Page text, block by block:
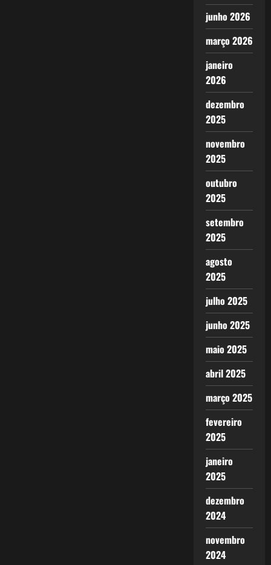
junho 2026
março 2026
janeiro
2026
dezembro
2025
novembro
2025
outubro
2025
setembro
2025
agosto
2025
julho 2025
junho 2025
maio 2025
abril 2025
março 2025
fevereiro
2025
janeiro
2025
dezembro
2024
novembro
2024